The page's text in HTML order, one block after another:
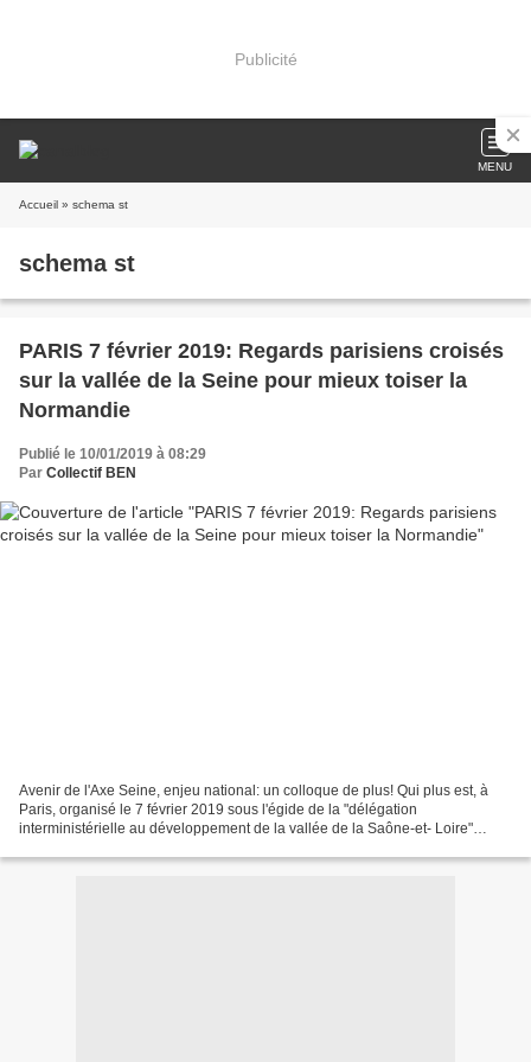
Publicité
MENU
Accueil » schema st
schema st
PARIS 7 février 2019: Regards parisiens croisés
sur la vallée de la Seine pour mieux toiser la
Normandie
Publié le 10/01/2019 à 08:29
Par Collectif BEN
Avenir de l'Axe Seine, enjeu national: un colloque de plus! Qui plus est, à
Paris, organisé le 7 février 2019 sous l'égide de la "délégation
interministérielle au développement de la vallée de la Saône-et- Loire"